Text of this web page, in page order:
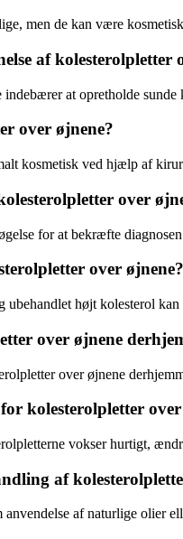
men de kan være
af kolesterolpletter
at opretholde
over øjnene?
kosmetisk ved hjælp af
over
for at bekræfte
over øjnene?
ubehandlet højt kolesterol
over øjnene
over øjnene
kolesterolpletter over
vokser hurtigt,
af
af naturlige olier